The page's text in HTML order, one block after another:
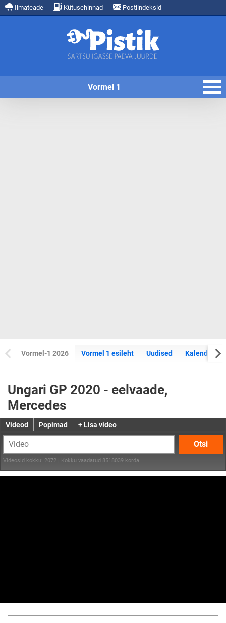
Ilmateade Kütusehinnad Postiindeksid
Vormel 1
Vormel-1 2026 Vormel 1 esileht Uudised Kalender
Ungari GP 2020 - eelvaade,
Mercedes
Videod Popimad + Lisa video
Otsi
Videosid kokku: 2072 | Kokku vaadatud 8518039 korda